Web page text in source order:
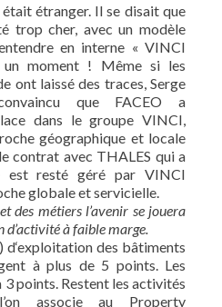
étranger. Il se disait que
trop cher, avec un modèle
en interne « VINCI
moment ! Même si les
ont laissé des traces, Serge
que FACEO a
dans le groupe VINCI,
géographique et locale
contrat avec THALES qui a
est resté géré par VINCI
globale et servicielle.
des métiers l’avenir se jouera
d’activité à faible marge.
d‘exploitation des bâtiments
à plus de 5 points. Les
3 points. Restent les activités
associe au Property